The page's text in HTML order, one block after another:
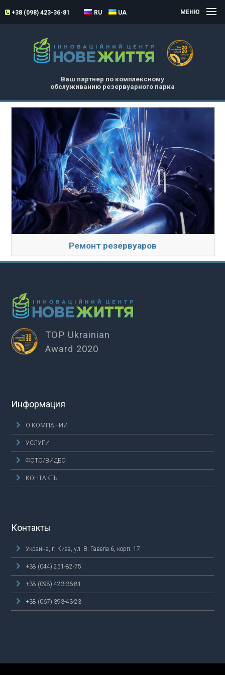
Ваш партнер по комплексному
обслуживанию резервуарного парка
МЕНЮ
+38 (098) 423-36-81 RU UA
Ремонт резервуаров
TOP Ukrainian
Award 2020
Информация
О КОМПАНИИ
УСЛУГИ
ФОТО/ВИДЕО
КОНТАКТЫ
Контакты
Украина, г. Киев, ул. В. Гавела 6, корп. 17
+38 (044) 251-82-75
+38 (098) 423-36-81
+38 (067) 393-43-23